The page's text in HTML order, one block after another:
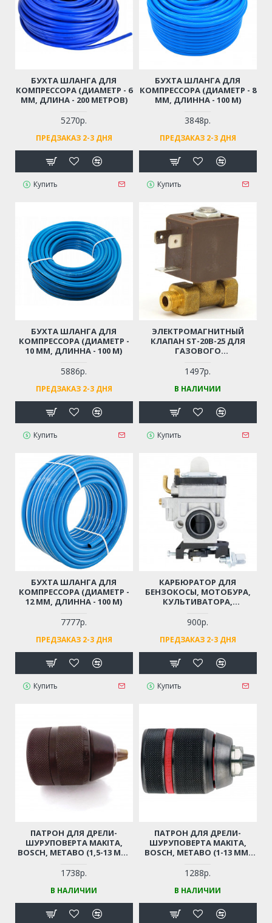
БУХТА ШЛАНГА ДЛЯ
КОМПРЕССОРА (ДИАМЕТР - 6
ММ, ДЛИНА - 200 МЕТРОВ)
5270р.
ПРЕДЗАКАЗ 2-3 ДНЯ
Купить
БУХТА ШЛАНГА ДЛЯ
КОМПРЕССОРА (ДИАМЕТР - 8
ММ, ДЛИННА - 100 М)
3848р.
ПРЕДЗАКАЗ 2-3 ДНЯ
Купить
БУХТА ШЛАНГА ДЛЯ
КОМПРЕССОРА (ДИАМЕТР -
10 ММ, ДЛИННА - 100 М)
5886р.
ПРЕДЗАКАЗ 2-3 ДНЯ
Купить
ЭЛЕКТРОМАГНИТНЫЙ
КЛАПАН ST-20B-25 ДЛЯ
ГАЗОВОГО
ПУШЕК
1497р.
В НАЛИЧИИ
Купить
БУХТА ШЛАНГА ДЛЯ
КОМПРЕССОРА (ДИАМЕТР -
12 ММ, ДЛИННА - 100 М)
7777р.
ПРЕДЗАКАЗ 2-3 ДНЯ
Купить
КАРБЮРАТОР ДЛЯ
БЕНЗОКОСЫ, МОТОБУРА,
КУЛЬТИВАТОРА,
СМ3, 56 СМ3, 62 СМ3
(ДВИГАТЕЛЬ 1E40F, 1E44F, 2-
Х ТАКТНЫЙ)
900р.
ПРЕДЗАКАЗ 2-3 ДНЯ
Купить
ПАТРОН ДЛЯ ДРЕЛИ-
ШУРУПОВЕРТА MAKITA,
BOSCH, METABO (1,5-13 ММ,
ПРОФЕССИОНАЛЬНЫЙ
БЫСТРОЗАЖИМНОЙ С
ТРЕЩЕТКОЙ
1738р.
В НАЛИЧИИ
ПАТРОН ДЛЯ ДРЕЛИ-
ШУРУПОВЕРТА MAKITA,
BOSCH, METABO (1-13 ММ,
ПРОФЕССИОНАЛЬНЫЙ
БЫСТРОЗАЖИМНОЙ С
ТРЕЩЕТКОЙ
1288р.
В НАЛИЧИИ